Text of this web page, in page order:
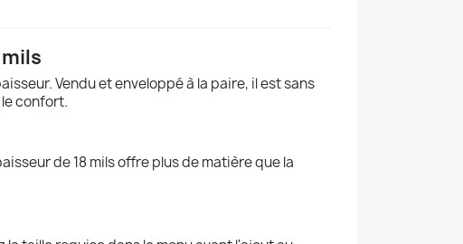
Vendu et enveloppé à la paire, il est sans
confort.
de 18 mils offre plus de matière que la